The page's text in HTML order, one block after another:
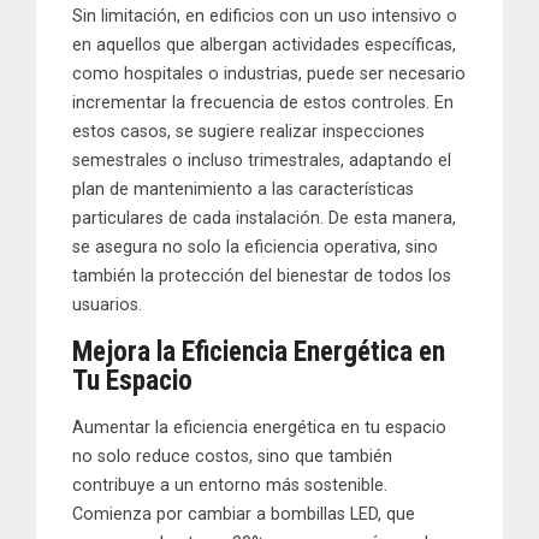
Sin limitación, en edificios con un uso intensivo o
en aquellos que albergan actividades específicas,
como hospitales o industrias, puede ser necesario
incrementar la frecuencia de estos controles. En
estos casos, se sugiere realizar inspecciones
semestrales o incluso trimestrales, adaptando el
plan de mantenimiento a las características
particulares de cada instalación. De esta manera,
se asegura no solo la eficiencia operativa, sino
también la protección del bienestar de todos los
usuarios.
Mejora la Eficiencia Energética en
Tu Espacio
Aumentar la eficiencia energética en tu espacio
no solo reduce costos, sino que también
contribuye a un entorno más sostenible.
Comienza por cambiar a bombillas LED, que